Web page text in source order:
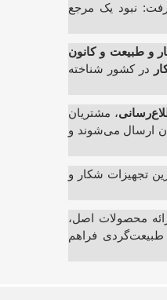
نبود یک مرجع
و طبیعت و کانون
در کشور شناخته
، مشتریان
و به سراسر ایران ارسال می‌شوند و
تجهیزات شکار و
محصولات اصل،
طبیعت‌گردی فراهم